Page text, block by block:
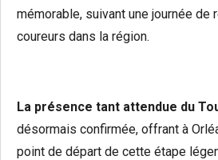
mémorable, suivant une journée de
coureurs dans la région.
La présence tant attendue du
désormais confirmée, offrant à
point de départ de cette étape